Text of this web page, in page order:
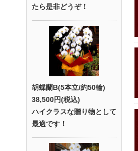
たら是非どうぞ！
胡蝶蘭B(5本立/約50輪)
38,500円(税込)
ハイクラスな贈り物として
最適です！